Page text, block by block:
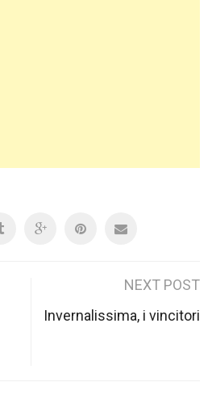
NEXT POST
Invernalissima, i vincitori